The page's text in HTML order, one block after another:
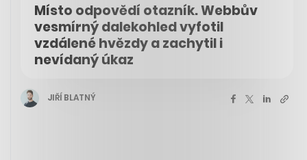
Místo odpovědí otazník. Webbův
vesmírný dalekohled vyfotil
vzdálené hvězdy a zachytil i
nevídaný úkaz
JIŘÍ BLATNÝ